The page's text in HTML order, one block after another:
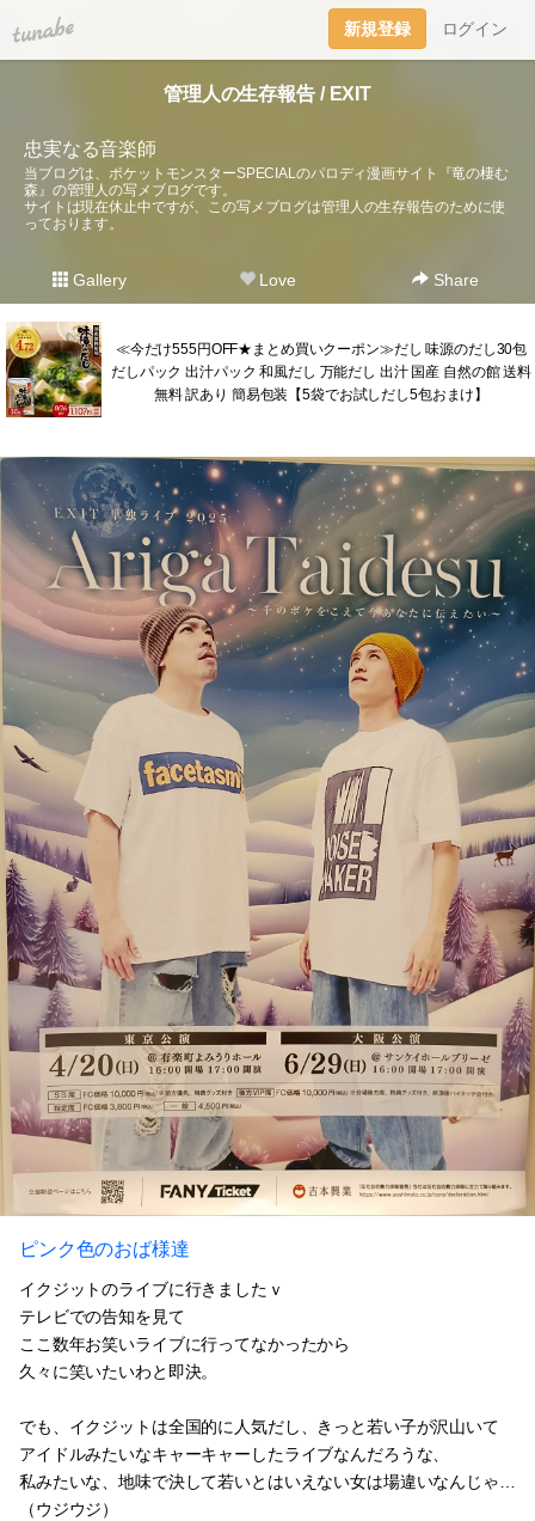
tuna.be 新規登録 ログイン
管理人の生存報告 / EXIT
忠実なる音楽師
当ブログは、ポケットモンスターSPECIALのパロディ漫画サイト『竜の棲む
森』の管理人の写メブログです。
サイトは現在休止中ですが、この写メブログは管理人の生存報告のために使
っております。
Gallery Love Share
≪今だけ555円OFF★まとめ買いクーポン≫だし 味源のだし30包
だしパック 出汁パック 和風だし 万能だし 出汁 国産 自然の館 送料
無料 訳あり 簡易包装【5袋でお試しだし5包おまけ】
ピンク色のおば様達
イクジットのライブに行きましたｖ
テレビでの告知を見て
ここ数年お笑いライブに行ってなかったから
久々に笑いたいわと即決。
でも、イクジットは全国的に人気だし、きっと若い子が沢山いて
アイドルみたいなキャーキャーしたライブなんだろうな、
私みたいな、地味で決して若いとはいえない女は場違いなんじゃ…
（ウジウジ）